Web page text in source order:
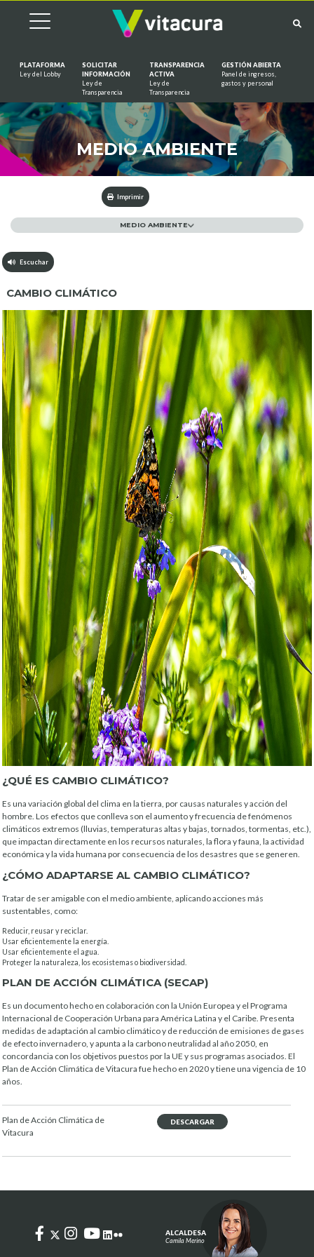
PLATAFORMA
Ley del Lobby
SOLICITAR
INFORMACIÓN
Ley de
Transparencia
TRANSPARENCIA
ACTIVA
Ley de
Transparencia
GESTIÓN ABIERTA
Panel de ingresos,
gastos y personal
MEDIO AMBIENTE
Imprimir
MEDIO AMBIENTE
Escuchar
CAMBIO CLIMÁTICO
¿QUÉ ES CAMBIO CLIMÁTICO?
Es una variación global del clima en la tierra, por causas naturales y acción del
hombre. Los efectos que conlleva son el aumento y frecuencia de fenómenos
climáticos extremos (lluvias, temperaturas altas y bajas, tornados, tormentas, etc.),
que impactan directamente en los recursos naturales, la flora y fauna, la actividad
económica y la vida humana por consecuencia de los desastres que se generen.
¿CÓMO ADAPTARSE AL CAMBIO CLIMÁTICO?
Tratar de ser amigable con el medio ambiente, aplicando acciones más
sustentables, como:
Reducir, reusar y reciclar.
Usar eficientemente la energía.
Usar eficientemente el agua.
Proteger la naturaleza, los ecosistemas o biodiversidad.
PLAN DE ACCIÓN CLIMÁTICA (SECAP)
Es un documento hecho en colaboración con la Unión Europea y el Programa
Internacional de Cooperación Urbana para América Latina y el Caribe. Presenta
medidas de adaptación al cambio climático y de reducción de emisiones de gases
de efecto invernadero, y apunta a la carbono neutralidad al año 2050, en
concordancia con los objetivos puestos por la UE y sus programas asociados. El
Plan de Acción Climática de Vitacura fue hecho en 2020 y tiene una vigencia de 10
años.
Plan de Acción Climática de
Vitacura
DESCARGAR
ALCALDESA
Camila Merino